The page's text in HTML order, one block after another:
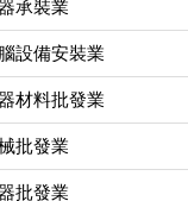
承裝業
設備安裝業
材料批發業
批發業
批發業